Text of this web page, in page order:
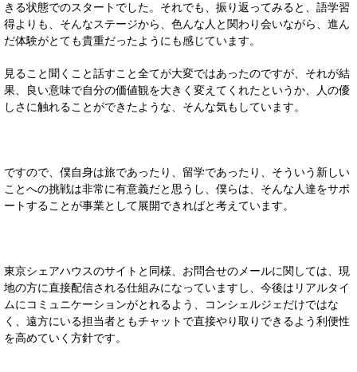
きる状態でのスタートでした。それでも、振り返ってみると、語学習
得よりも、そんなステージから、色んな人と関わり会いながら、進ん
だ体験がとても貴重だったようにも感じています。
見ること聞くこと話すこと全てが大変ではあったのですが、それが結
果、良い意味で自分の価値観を大きく変えてくれたというか、人の優
しさに触れることができたような、そんな気もしています。
ですので、僕自身は旅であったり、留学であったり、そういう新しい
ことへの挑戦は非常に有意義だと思うし、僕らは、そんな人達をサポ
ートすることが事業として展開できればと考えています。
東京シェアハウスのサイトと同様、お問合せのメールに関しては、現
地の方に直接配信される仕組みになっていますし、今後はリアルタイ
ムにコミュニケーションがとれるよう、コンシェルジェだけではな
く、遠方にいる担当者ともチャットで直接やり取りできるよう利便性
を高めていく方針です。